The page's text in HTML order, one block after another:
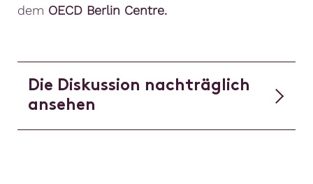
dem OECD Berlin Centre.
Die Diskussion nachträglich
ansehen